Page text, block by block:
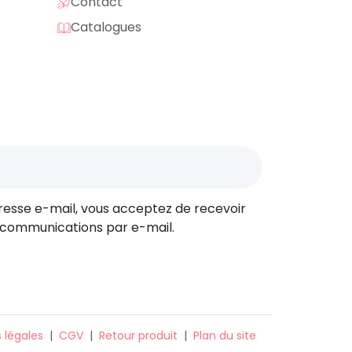
rendu éclatant, détaillé et durable. Ces
supports.
pour grandes
plus vous bénéficiez de tarifs
pour chaque occasion
beauté personnalisés
Catalogues
e-mail, vous acceptez de recevoir
par e-mail.
légales | CGV | Retour produit | Plan du site